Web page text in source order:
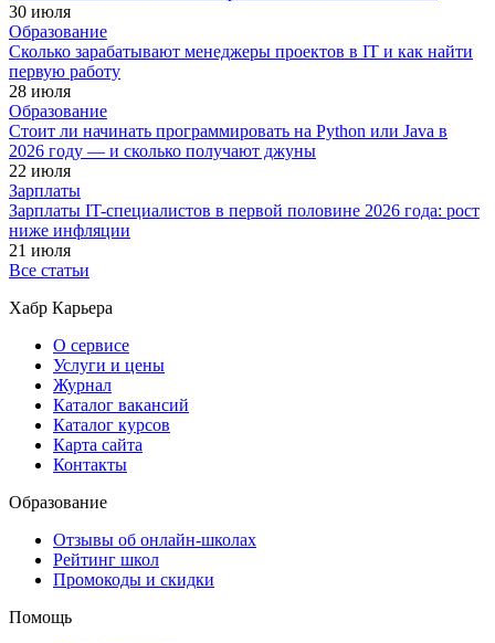
30 июля
Образование
Сколько зарабатывают менеджеры проектов в IT и как найти
первую работу
28 июля
Образование
Стоит ли начинать программировать на Python или Java в
2026 году — и сколько получают джуны
22 июля
Зарплаты
Зарплаты IT-специалистов в первой половине 2026 года: рост
ниже инфляции
21 июля
Все статьи
Хабр Карьера
О сервисе
Услуги и цены
Журнал
Каталог вакансий
Каталог курсов
Карта сайта
Контакты
Образование
Отзывы об онлайн-школах
Рейтинг школ
Промокоды и скидки
Помощь